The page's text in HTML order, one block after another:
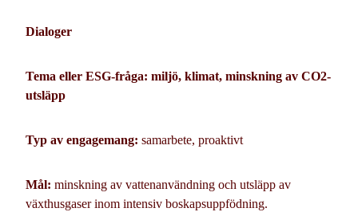
Dialoger
Tema eller ESG-fråga: miljö, klimat, minskning av CO2-
utsläpp
Typ av engagemang: samarbete, proaktivt
Mål: minskning av vattenanvändning och utsläpp av
växthusgaser inom intensiv boskapsuppfödning.